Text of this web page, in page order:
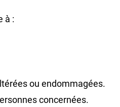
à :
ou endommagées.
concernées.